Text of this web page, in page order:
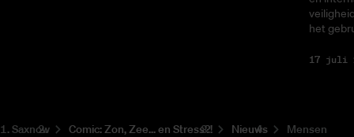
het
17 juli
Saxnow Co­mic: Zon, Zee... en Stress?! Nieuws
Mensen